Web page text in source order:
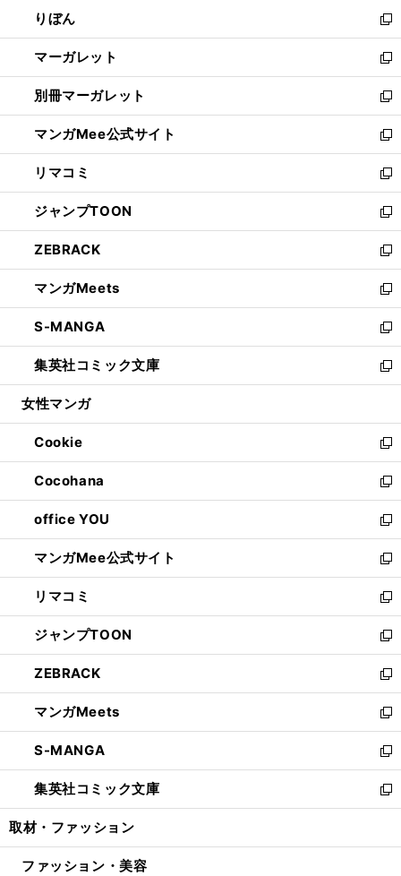
く
で
開
く
ド
ウ
で
開
く
ィ
ン
ド
ウ
で
開
く
りぼん
新
し
い
ウ
ィ
ン
ド
ウ
で
開
く
マーガレット
新
し
い
ウ
ィ
ン
ド
ウ
で
開
く
別冊マーガレット
新
し
い
ウ
ィ
ン
ド
ウ
で
開
く
マンガMee公式サイト
新
し
い
ウ
ィ
ン
ド
ウ
で
開
く
リマコミ
新
し
い
ウ
ィ
ン
ド
ウ
で
開
く
ジャンプTOON
新
し
い
ウ
ィ
ン
ド
ウ
で
開
ZEBRACK
新
し
い
ウ
ィ
ン
ド
ウ
開
く
マンガMeets
新
し
い
ウ
ィ
ン
ウ
で
開
く
S-MANGA
新
し
い
ウ
ン
ド
ウ
で
開
く
集英社コミック文庫
新
し
ウ
ィ
ン
ド
ウ
で
開
く
女性マンガ
Cookie
新
し
い
ウ
ィ
ン
ド
ウ
で
開
く
Cocohana
新
し
い
ウ
ィ
ン
ド
ウ
で
開
く
office YOU
新
し
い
ウ
ィ
ン
ド
ウ
で
開
く
マンガMee公式サイト
新
し
い
ウ
ィ
ン
ド
ウ
で
開
く
リマコミ
新
し
い
ウ
ィ
ン
ド
ウ
で
開
く
ジャンプTOON
新
し
い
ウ
ィ
ン
ド
ウ
で
開
ZEBRACK
新
し
い
ウ
ィ
ン
ド
ウ
開
マンガMeets
新
し
い
ウ
ィ
ン
ウ
S-MANGA
新
し
い
ウ
ン
集英社コミック文庫
新
し
ウ
取材・ファッション
ファッション・美容